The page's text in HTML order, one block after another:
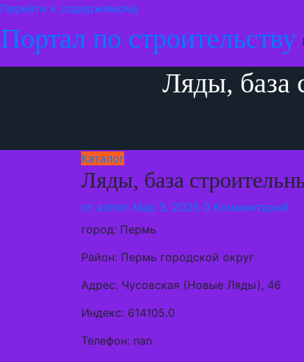
Перейти к содержимому
Портал по строительству
Ляды, база
Каталог
Ляды, база
от admin Мар 3, 2025 0 Комментарий
город: Пермь
Район: Пермь городской округ
Адрес: Чусовская (Новые Ляды), 46
Индекс: 614105.0
Телефон: nan